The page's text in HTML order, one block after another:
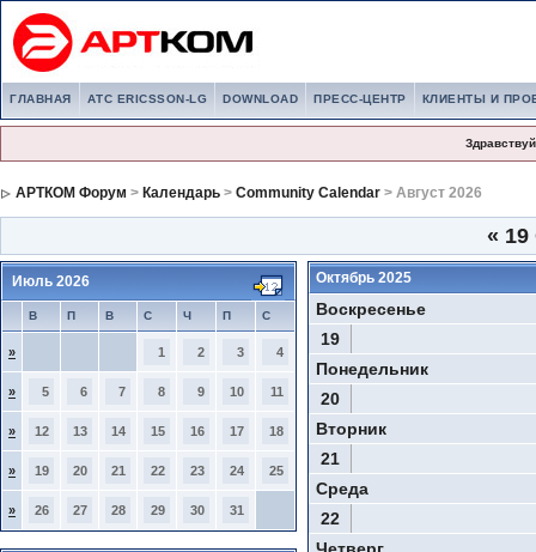
ГЛАВНАЯ АТС ERICSSON-LG DOWNLOAD ПРЕСС-ЦЕНТР КЛИЕНТЫ И
АРТКОМ Форум > Календарь > Community Calendar > Август 2026
« 19
Июль 2026
В П В С Ч П С
» 1 2 3 4
» 5 6 7 8 9 10 11
» 12 13 14 15 16 17 18
» 19 20 21 22 23 24 25
» 26 27 28 29 30 31
Октябрь 2025
Воскресенье
19
Понедельник
20
Вторник
21
Среда
22